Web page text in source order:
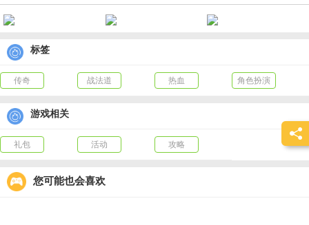
标签
传奇 战法道 热血 角色扮演
游戏相关
礼包 活动 攻略
您可能也会喜欢